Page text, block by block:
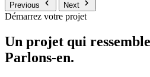
Previous
Next
Démarrez votre projet
Un projet qui
Parlons-en.